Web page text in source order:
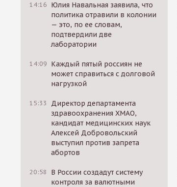
14:16 Юлия Навальная заявила, что
политика отравили в колонии
— это, по ее словам,
подтвердили две
лаборатории
14:09 Каждый пятый россиян не
может справиться с долговой
нагрузкой
15:33
Директор департамента
здравоохранения ХМАО,
кандидат медицинских наук
Алексей Добровольский
выступил против запрета
абортов
20:58
В России создадут систему
контроля за валютными